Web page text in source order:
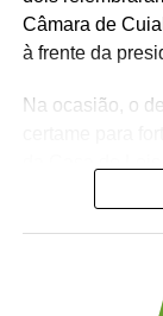
Câmara de
à frente da
Na ocasião, o
Cuiabá, que é